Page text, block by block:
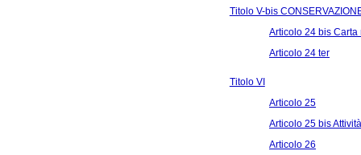
Titolo V-bis
Articolo 24 bis
Articolo 24 ter
Titolo VI
Articolo 25
Articolo 25 bis
Articolo 26